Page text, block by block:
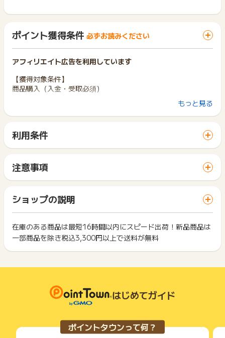
ポイント獲得条件 必ずお読みください
アフィリエイト広告を利用しています
【獲得対象条件】
商品購入（入金・受取必須）
※ポイント利用分、クーポン利用分、消費税
獲得予定の反映は発送後5日～2週間程度となります。
※ポイントに関するお問い合わせは、
ポイントタウンのサポート
までお問い合わせください。ポイントについて、広告主に直接
お問い合わせをした場合、ポイント獲得対象外となる場合がご
もっと見る
利用条件
サイトに移動してからお申し込みやお買い物が完了するまでの
間に、同じブラウザ（※）で他のサイトに移動した場合はポイン
ト獲得ができません。
「 ショッピングでポイントGET 」ボタンを押した時とサービ
ス・お買い物利用時で、デバイス・ブラウザが異なる場合はポ
イント獲得ができません。
2回以上同じお買い物・サービスをご利用される場合は、毎回
ポイントタウンに戻り、「 ショッピングでポイントGET 」ボ
下記の事項に該当する場合、広告主側で対象外とみなし、「獲
・同一端末や同一世帯で、繰り返し利用不可のサービス・お買
い物を複数回ご利用された場合
・他のポイントサイトや比較サイト、検索サイトなどを経由し
ご利用前には、Cookieの削除をおこなっていただくことを推奨
します。
注意事項
一部のサービスにつきましては、1商品につき10円単位の金額
は切り捨てとなります。
ポイント獲得が1ポイント未満のものは切り捨てとなり、ポイ
ント履歴には記載されません。
原則として広告主側のポイント等を利用して支払われた金額分
につきましては、ポイントタウンのポイント獲得の対象には含
まれません。
各サービス・お買い物の獲得ポイントや獲得条件、キャンペー
ン期間が予告なしに変更される場合がございますが、ご利用さ
条件を達成しているかどうかは各広告主ではなく、代理店が行
っているため、広告主はポイントに関する詳細を把握しており
ショップの説明
在庫のある商品は最短16時間以内にスピード出荷！新品商品は
一部商品を除き税込3,300円以上で送料が無料
はじめてガイド
ポイントタウンって何？